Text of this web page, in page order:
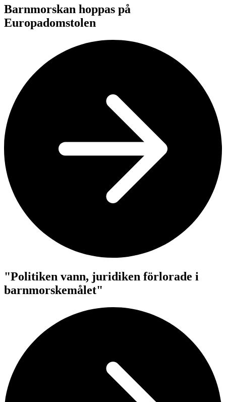
Barnmorskan hoppas på
Europadomstolen
"Politiken vann, juridiken förlorade i
barnmorskemålet"